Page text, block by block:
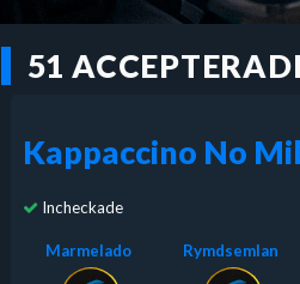
51
Kappaccino No
Incheckade
Marmelado Rymdsemlan